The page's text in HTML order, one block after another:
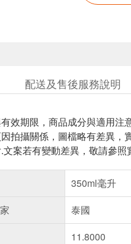
配送及售後服務說明
效期限，商品成分與適用注
拍攝關係，圖檔略有差異，
文案若有變動差異，敬請參
350ml毫升
泰國
11.8000